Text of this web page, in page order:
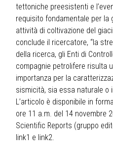
tettoniche preesistenti e
requisito fondamentale per la
attività di coltivazione del
conclude il ricercatore, “la
della ricerca, gli Enti di
compagnie petrolifere risulta
importanza per la
sismicità, sia essa naturale o
L’articolo è disponibile in
ore 11 a.m. del 14 novembre
Scientific Reports (gruppo
link1 e link2.